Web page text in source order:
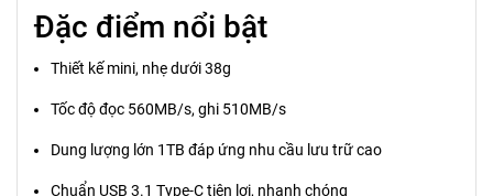
Đặc điểm nổi bật
Thiết kế mini, nhẹ dưới 38g
Tốc độ đọc 560MB/s, ghi 510MB/s
Dung lượng lớn 1TB đáp ứng nhu cầu lưu trữ cao
Chuẩn USB 3.1 Type-C tiện lợi, nhanh chóng